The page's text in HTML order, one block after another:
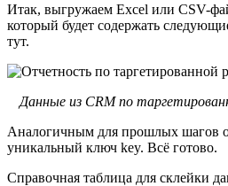
Итак, выгружаем Excel или CSV-
который будет содержать
тут.
Данные из CRM по
Аналогичным для прошлых шагов
уникальный ключ key. Всё готово.
Справочная таблица для склейки